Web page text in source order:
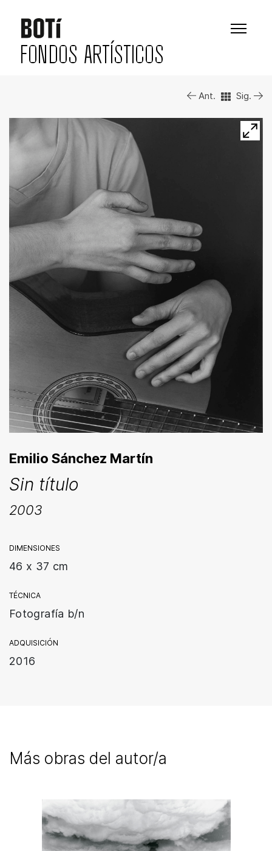
FONDOS ARTÍSTICOS
Ant. Sig.
Emilio Sánchez Martín
Sin título
2003
DIMENSIONES
46 x 37 cm
TÉCNICA
Fotografía b/n
ADQUISICIÓN
2016
Más obras del autor/a